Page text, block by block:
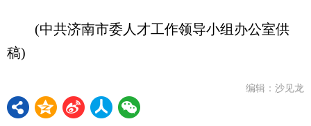
(中共济南市委人才工作领导小组办公室供
稿)
编辑：沙见龙